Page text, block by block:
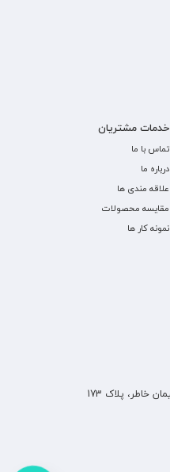
خدمات مشتریان
تماس با ما
درباره ما
علاقه مندی ها
مقایسه محصولات
نمونه کار ها
خاطر، پلاک 173